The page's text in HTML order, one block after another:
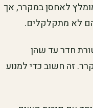
לאחסן במקרר, אך
לא מתקלקלים.
חדר עד שהן
זה חשוב כדי למנוע